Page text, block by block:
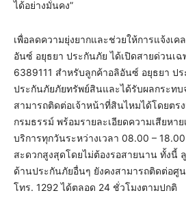
ได้อย่างมั่นคง”
เพื่อลดความยุ่งยากและช่วยให้การแจ้งเค
อันซ์ อยุธยา ประกันภัย ได้เปิดสายด่วนเ
6389111 สำหรับลูกค้าอลิอันซ์ อยุธยา ป
ประกันภัยภัยทรัพย์สินและได้รับผลกระท
สามารถติดต่อเจ้าหน้าที่สินไหมได้โดยตร
กรมธรรม์ พร้อมรายละเอียดความเสียหา
บริการทุกวันระหว่างเวลา 08.00 –
สะดวกสูงสุดโดยไม่ต้องรอสายนาน ทั้งนี้
ด้านประกันภัยอื่นๆ ยังคงสามารถติดต่อศู
โทร. 1292 ได้ตลอด 24 ชั่วโมงตามปกติ